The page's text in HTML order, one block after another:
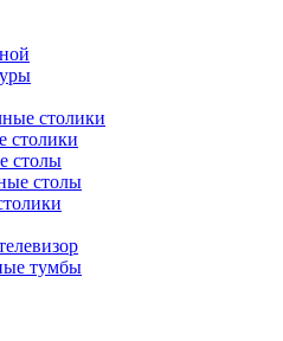
столики
столики
столы
столы
тумбы